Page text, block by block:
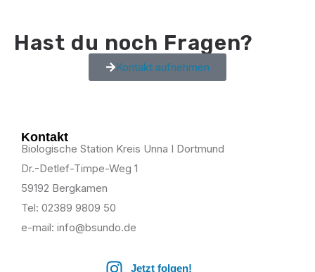
Hast du noch Fragen?
Kontakt aufnehmen
Kontakt
Biologische Station Kreis Unna I Dortmund
Dr.-Detlef-Timpe-Weg 1
59192 Bergkamen
Tel: 02389 9809 50
e-mail: info@bsundo.de
Jetzt folgen!